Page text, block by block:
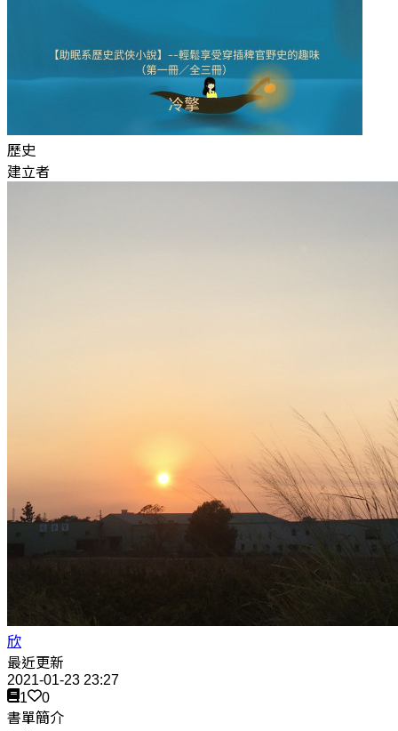
歷史
建立者
欣
最近更新
2021-01-23 23:27
1
0
書單簡介